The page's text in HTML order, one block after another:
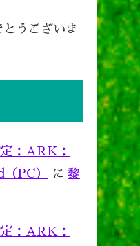
うございま
：ARK：
PC）
に 黎
：ARK：